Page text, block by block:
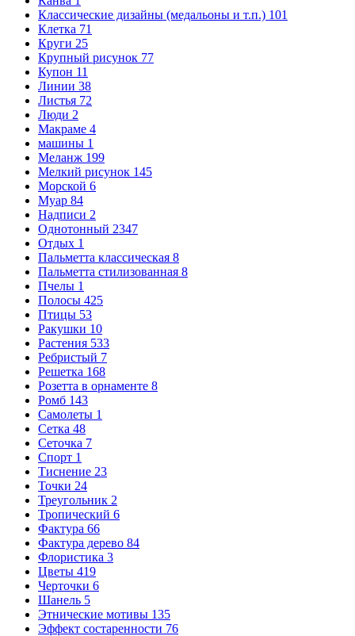
Классические дизайны (медальоны и т.п.) 101
Клетка 71
Круги 25
Крупный рисунок 77
Купон 11
Линии 38
Листья 72
Люди 2
Макраме 4
машины 1
Меланж 199
Мелкий рисунок 145
Морской 6
Муар 84
Надписи 2
Однотонный 2347
Отдых 1
Пальметта классическая 8
Пальметта стилизованная 8
Пчелы 1
Полосы 425
Птицы 53
Ракушки 10
Растения 533
Ребристый 7
Решетка 168
Розетта в орнаменте 8
Ромб 143
Самолеты 1
Сетка 48
Сеточка 7
Спорт 1
Тиснение 23
Точки 24
Треугольник 2
Тропический 6
Фактура 66
Фактура дерево 84
Флористика 3
Цветы 419
Черточки 6
Шанель 5
Этнические мотивы 135
Эффект состаренности 76